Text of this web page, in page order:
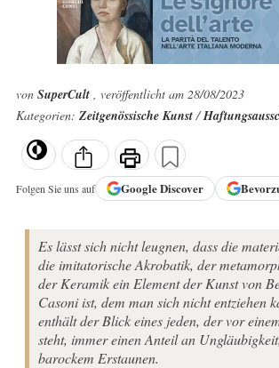
von SuperCult , veröffentlicht am 28/08/2023
Kategorien: Zeitgenössische Kunst/
Folgen Sie uns auf GoogleDiscover
Es lässt sich nicht leugnen, dass die
die imitatorische Akrobatik, der
der Keramik ein Element der Kunst von
Casoni ist, dem man sich nicht entziehen
enthält der Blick eines jeden, der vor
steht, immer einen Anteil an
barockem Erstaunen.